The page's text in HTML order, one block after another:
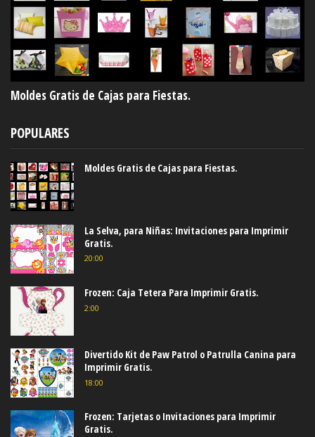
Moldes Gratis de Cajas para Fiestas.
POPULARES
Moldes Gratis de Cajas para Fiestas.
La Selva, para Niñas: Invitaciones para Imprimir
Gratis.
20:00
Frozen: Caja Tetera Para Imprimir Gratis.
2:00
Divertido Kit de Paw Patrol o Patrulla Canina para
Imprimir Gratis.
18:00
Frozen: Tarjetas o Invitaciones para Imprimir
Gratis.